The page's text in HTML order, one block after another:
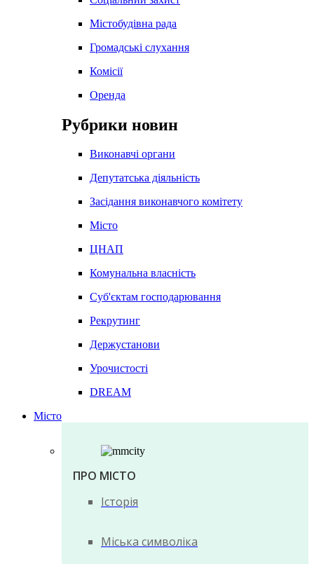
Містобудівна рада
Громадські слухання
Комісії
Оренда
Рубрики новин
Виконавчі органи
Депутатська діяльність
Засідання виконавчого комітету
Місто
ЦНАП
Комунальна власність
Суб'єктам господарювання
Рекрутинг
Держустанови
Урочистості
DREAM
Місто
ПРО МІСТО
Історія
Міська символіка